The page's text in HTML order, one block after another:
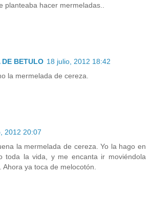
planteaba hacer mermeladas..
DE BETULO 18 julio, 2012 18:42
la mermelada de cereza.
2012 20:07
la mermelada de cereza. Yo la hago en
toda la vida, y me encanta ir moviéndola
Ahora ya toca de melocotón.